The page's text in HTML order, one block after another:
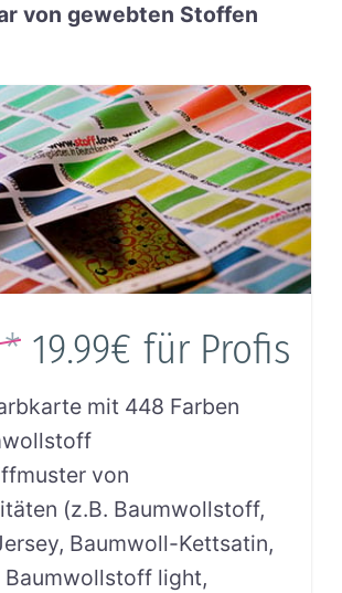
von gewebten Stoffen
19.99€ für Profis
mit 448 Farben
von
(z.B. Baumwollstoff,
Baumwoll-Kettsatin,
Baumwollstoff light,